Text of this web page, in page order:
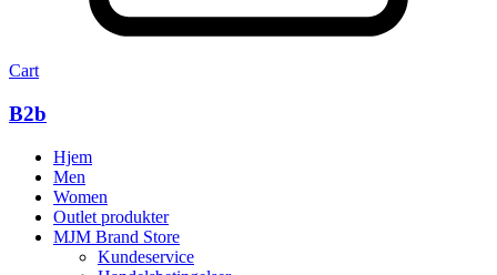
Cart
B2b
Hjem
Men
Women
Outlet produkter
MJM Brand Store
Kundeservice